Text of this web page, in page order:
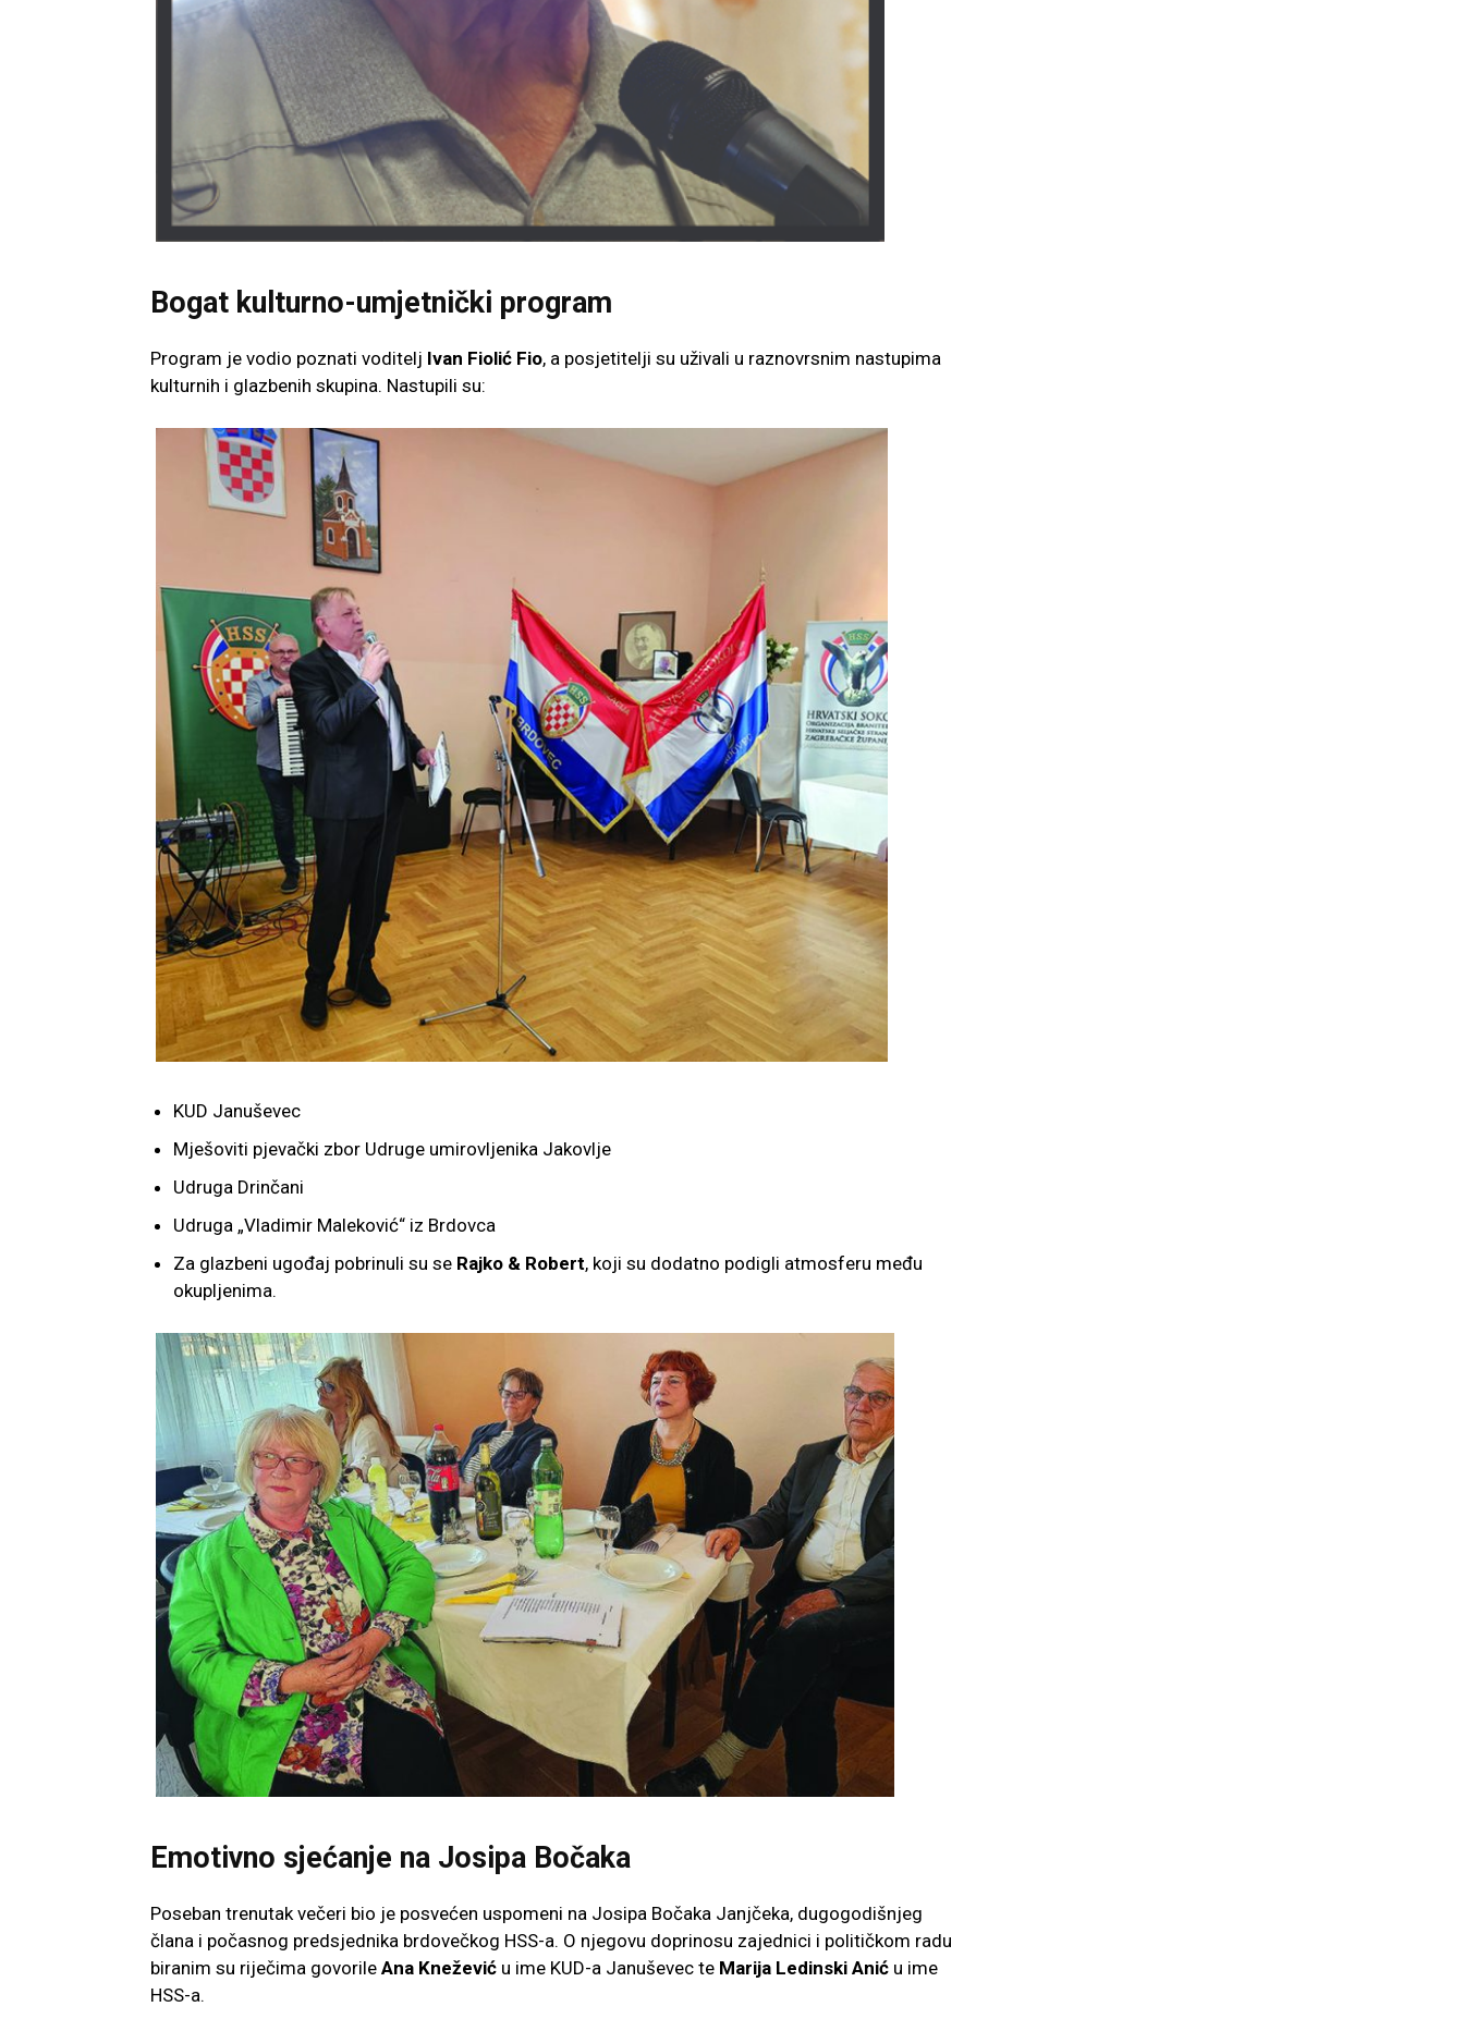
Bogat kulturno-umjetnički program
Program je vodio poznati voditelj Ivan Fiolić Fio, a posjetitelji su uživali u raznovrsnim nastupima
kulturnih i glazbenih skupina. Nastupili su:
KUD Januševec
Mješoviti pjevački zbor Udruge umirovljenika Jakovlje
Udruga Drinčani
Udruga „Vladimir Maleković“ iz Brdovca
Za glazbeni ugođaj pobrinuli su se Rajko & Robert, koji su dodatno podigli atmosferu među
okupljenima.
Emotivno sjećanje na Josipa Bočaka
Poseban trenutak večeri bio je posvećen uspomeni na Josipa Bočaka Janjčeka, dugogodišnjeg
člana i počasnog predsjednika brdovečkog HSS-a. O njegovu doprinosu zajednici i političkom radu
biranim su riječima govorile Ana Knežević u ime KUD-a Januševec te Marija Ledinski Anić u ime
HSS-a.